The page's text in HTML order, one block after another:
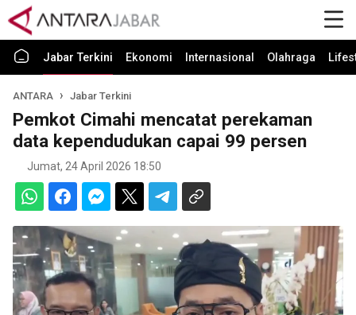
Jabar Terkini Ekonomi Internasional Olahraga
ANTARA Jabar Terkini
Pemkot Cimahi mencatat perekaman
data kependudukan capai 99 persen
Jumat, 24 April 2026 18:50